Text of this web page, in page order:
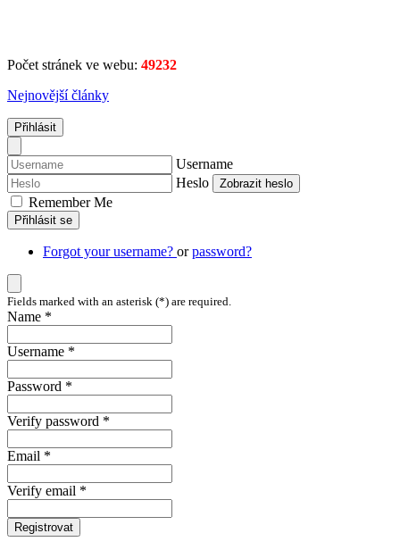
Počet stránek ve webu: 49232
Nejnovější články
Přihlásit
Username
Heslo
Zobrazit heslo
Remember Me
Přihlásit se
Forgot your username? orpassword?
Fields marked with an asterisk (*) are required.
Name *
Username *
Password *
Verify password *
Email *
Verify email *
Registrovat